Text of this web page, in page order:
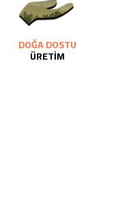
DOĞA DOSTU
ÜRETİM